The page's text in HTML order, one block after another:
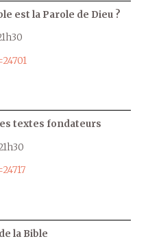
est la Parole de Dieu ?
textes fondateurs
la Bible